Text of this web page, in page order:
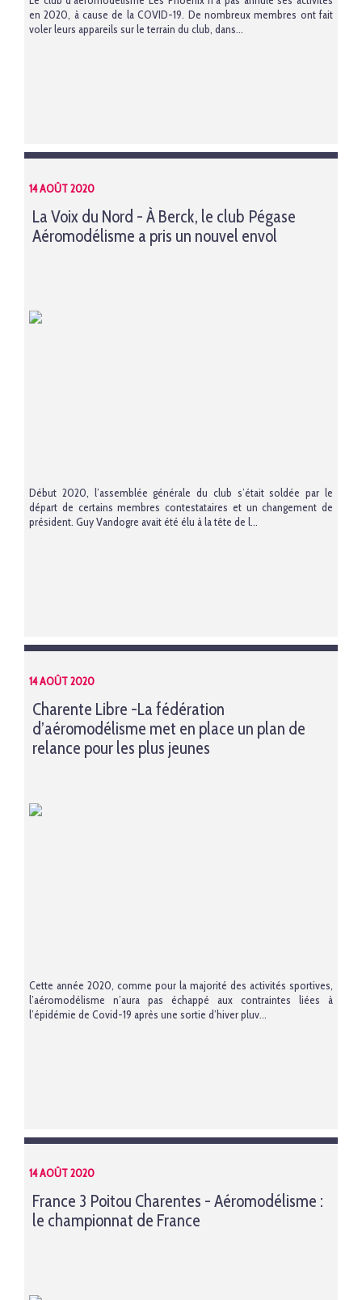
en 2020, à cause de la COVID-19. De nombreux membres ont fait
voler leurs appareils sur le terrain du club, dans...
14 AOÛT 2020
La Voix du Nord - À Berck, le club Pégase
Aéromodélisme a pris un nouvel envol
Début 2020, l’assemblée générale du club s’était soldée par le
départ de certains membres contestataires et un changement de
président. Guy Vandogre avait été élu à la tête de l...
14 AOÛT 2020
Charente Libre -La fédération
d’aéromodélisme met en place un plan de
relance pour les plus jeunes
Cette année 2020, comme pour la majorité des activités sportives,
l’aéromodélisme n’aura pas échappé aux contraintes liées à
l’épidémie de Covid-19 après une sortie d’hiver pluv...
14 AOÛT 2020
France 3 Poitou Charentes - Aéromodélisme :
le championnat de France